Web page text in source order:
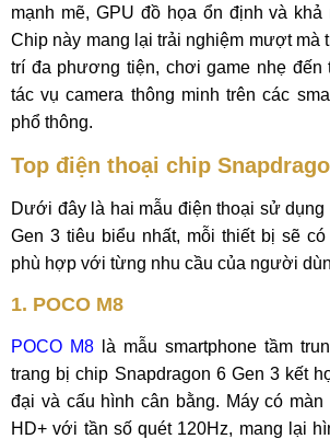
mạnh mẽ, GPU đồ họa ổn định và khả
Chip này mang lại trải nghiệm mượt mà
trí đa phương tiện, chơi game nhẹ đến
tác vụ camera thông minh trên các
phổ thông.
Top điện thoại chip
Dưới đây là hai mẫu điện thoại sử dụng
Gen 3 tiêu biểu nhất, mỗi thiết bị sẽ
phù hợp với từng nhu cầu của người
1. POCO M8
POCO M8 là mẫu smartphone tầm
trang bị chip Snapdragon 6 Gen 3 kết
đại và cấu hình cân bằng. Máy có màn
HD+ với tần số quét 120Hz, mang lại